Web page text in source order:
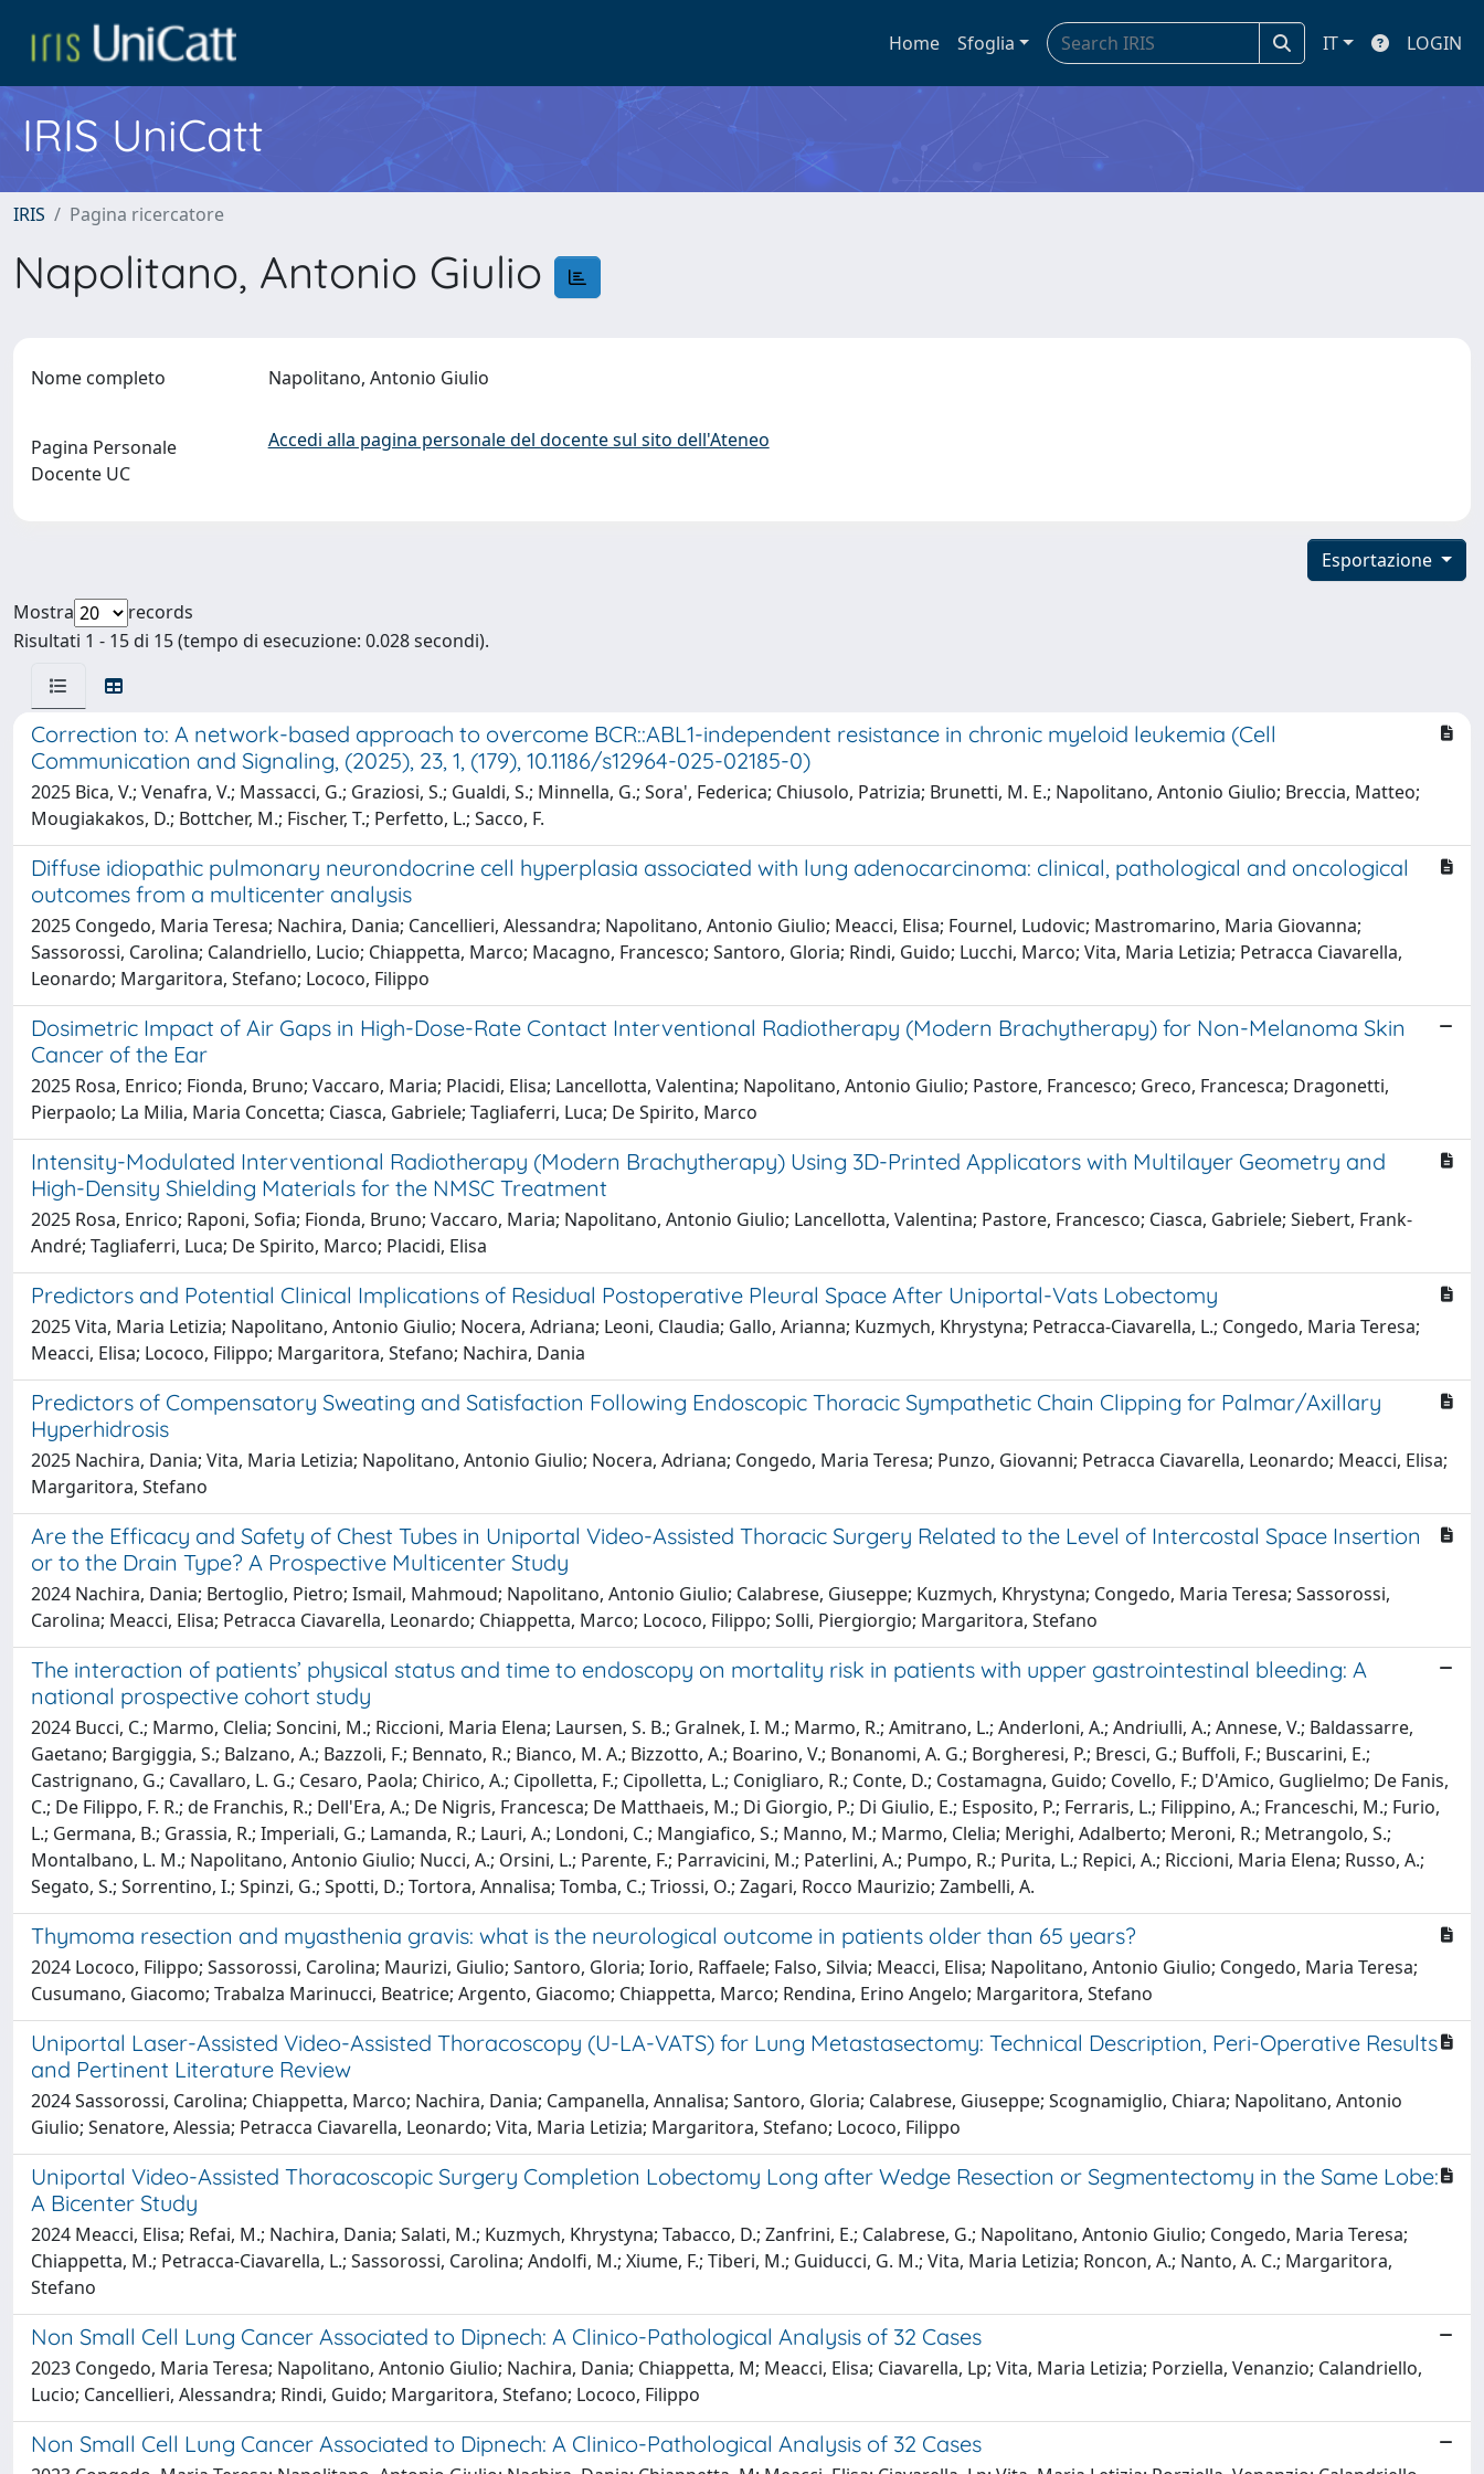
Home Sfoglia IT LOGIN
IRIS UniCatt
IRIS Pagina ricercatore
Napolitano, Antonio Giulio
Nome completo Napolitano, Antonio Giulio
Pagina Personale
Docente UC
Accedi alla pagina personale del docente sul sito dell'Ateneo
Esportazione
Mostra
records
Risultati 1 - 15 di 15 (tempo di esecuzione: 0.028 secondi).
Correction to: A network-based approach to overcome BCR::ABL1-independent resistance in chronic myeloid leukemia (Cell
Communication and Signaling, (2025), 23, 1, (179), 10.1186/s12964-025-02185-0)
2025 Bica, V.; Venafra, V.; Massacci, G.; Graziosi, S.; Gualdi, S.; Minnella, G.; Sora', Federica; Chiusolo, Patrizia; Brunetti, M. E.; Napolitano, Antonio Giulio; Breccia, Matteo;
Mougiakakos, D.; Bottcher, M.; Fischer, T.; Perfetto, L.; Sacco, F.
Diffuse idiopathic pulmonary neurondocrine cell hyperplasia associated with lung adenocarcinoma: clinical, pathological and oncological
outcomes from a multicenter analysis
2025 Congedo, Maria Teresa; Nachira, Dania; Cancellieri, Alessandra; Napolitano, Antonio Giulio; Meacci, Elisa; Fournel, Ludovic; Mastromarino, Maria Giovanna;
Sassorossi, Carolina; Calandriello, Lucio; Chiappetta, Marco; Macagno, Francesco; Santoro, Gloria; Rindi, Guido; Lucchi, Marco; Vita, Maria Letizia; Petracca Ciavarella,
Leonardo; Margaritora, Stefano; Lococo, Filippo
Dosimetric Impact of Air Gaps in High-Dose-Rate Contact Interventional Radiotherapy (Modern Brachytherapy) for Non-Melanoma Skin
Cancer of the Ear
2025 Rosa, Enrico; Fionda, Bruno; Vaccaro, Maria; Placidi, Elisa; Lancellotta, Valentina; Napolitano, Antonio Giulio; Pastore, Francesco; Greco, Francesca; Dragonetti,
Pierpaolo; La Milia, Maria Concetta; Ciasca, Gabriele; Tagliaferri, Luca; De Spirito, Marco
Intensity-Modulated Interventional Radiotherapy (Modern Brachytherapy) Using 3D-Printed Applicators with Multilayer Geometry and
High-Density Shielding Materials for the NMSC Treatment
2025 Rosa, Enrico; Raponi, Sofia; Fionda, Bruno; Vaccaro, Maria; Napolitano, Antonio Giulio; Lancellotta, Valentina; Pastore, Francesco; Ciasca, Gabriele; Siebert, Frank-
André; Tagliaferri, Luca; De Spirito, Marco; Placidi, Elisa
Predictors and Potential Clinical Implications of Residual Postoperative Pleural Space After Uniportal-Vats Lobectomy
2025 Vita, Maria Letizia; Napolitano, Antonio Giulio; Nocera, Adriana; Leoni, Claudia; Gallo, Arianna; Kuzmych, Khrystyna; Petracca-Ciavarella, L.; Congedo, Maria Teresa;
Meacci, Elisa; Lococo, Filippo; Margaritora, Stefano; Nachira, Dania
Predictors of Compensatory Sweating and Satisfaction Following Endoscopic Thoracic Sympathetic Chain Clipping for Palmar/Axillary
Hyperhidrosis
2025 Nachira, Dania; Vita, Maria Letizia; Napolitano, Antonio Giulio; Nocera, Adriana; Congedo, Maria Teresa; Punzo, Giovanni; Petracca Ciavarella, Leonardo; Meacci, Elisa;
Margaritora, Stefano
Are the Efficacy and Safety of Chest Tubes in Uniportal Video-Assisted Thoracic Surgery Related to the Level of Intercostal Space Insertion
or to the Drain Type? A Prospective Multicenter Study
2024 Nachira, Dania; Bertoglio, Pietro; Ismail, Mahmoud; Napolitano, Antonio Giulio; Calabrese, Giuseppe; Kuzmych, Khrystyna; Congedo, Maria Teresa; Sassorossi,
Carolina; Meacci, Elisa; Petracca Ciavarella, Leonardo; Chiappetta, Marco; Lococo, Filippo; Solli, Piergiorgio; Margaritora, Stefano
The interaction of patients’ physical status and time to endoscopy on mortality risk in patients with upper gastrointestinal bleeding: A
national prospective cohort study
2024 Bucci, C.; Marmo, Clelia; Soncini, M.; Riccioni, Maria Elena; Laursen, S. B.; Gralnek, I. M.; Marmo, R.; Amitrano, L.; Anderloni, A.; Andriulli, A.; Annese, V.; Baldassarre,
Gaetano; Bargiggia, S.; Balzano, A.; Bazzoli, F.; Bennato, R.; Bianco, M. A.; Bizzotto, A.; Boarino, V.; Bonanomi, A. G.; Borgheresi, P.; Bresci, G.; Buffoli, F.; Buscarini, E.;
Castrignano, G.; Cavallaro, L. G.; Cesaro, Paola; Chirico, A.; Cipolletta, F.; Cipolletta, L.; Conigliaro, R.; Conte, D.; Costamagna, Guido; Covello, F.; D'Amico, Guglielmo; De Fanis,
C.; De Filippo, F. R.; de Franchis, R.; Dell'Era, A.; De Nigris, Francesca; De Matthaeis, M.; Di Giorgio, P.; Di Giulio, E.; Esposito, P.; Ferraris, L.; Filippino, A.; Franceschi, M.; Furio,
L.; Germana, B.; Grassia, R.; Imperiali, G.; Lamanda, R.; Lauri, A.; Londoni, C.; Mangiafico, S.; Manno, M.; Marmo, Clelia; Merighi, Adalberto; Meroni, R.; Metrangolo, S.;
Montalbano, L. M.; Napolitano, Antonio Giulio; Nucci, A.; Orsini, L.; Parente, F.; Parravicini, M.; Paterlini, A.; Pumpo, R.; Purita, L.; Repici, A.; Riccioni, Maria Elena; Russo, A.;
Segato, S.; Sorrentino, I.; Spinzi, G.; Spotti, D.; Tortora, Annalisa; Tomba, C.; Triossi, O.; Zagari, Rocco Maurizio; Zambelli, A.
Thymoma resection and myasthenia gravis: what is the neurological outcome in patients older than 65 years?
2024 Lococo, Filippo; Sassorossi, Carolina; Maurizi, Giulio; Santoro, Gloria; Iorio, Raffaele; Falso, Silvia; Meacci, Elisa; Napolitano, Antonio Giulio; Congedo, Maria Teresa;
Cusumano, Giacomo; Trabalza Marinucci, Beatrice; Argento, Giacomo; Chiappetta, Marco; Rendina, Erino Angelo; Margaritora, Stefano
Uniportal Laser-Assisted Video-Assisted Thoracoscopy (U-LA-VATS) for Lung Metastasectomy: Technical Description, Peri-Operative Results
and Pertinent Literature Review
2024 Sassorossi, Carolina; Chiappetta, Marco; Nachira, Dania; Campanella, Annalisa; Santoro, Gloria; Calabrese, Giuseppe; Scognamiglio, Chiara; Napolitano, Antonio
Giulio; Senatore, Alessia; Petracca Ciavarella, Leonardo; Vita, Maria Letizia; Margaritora, Stefano; Lococo, Filippo
Uniportal Video-Assisted Thoracoscopic Surgery Completion Lobectomy Long after Wedge Resection or Segmentectomy in the Same Lobe:
A Bicenter Study
2024 Meacci, Elisa; Refai, M.; Nachira, Dania; Salati, M.; Kuzmych, Khrystyna; Tabacco, D.; Zanfrini, E.; Calabrese, G.; Napolitano, Antonio Giulio; Congedo, Maria Teresa;
Chiappetta, M.; Petracca-Ciavarella, L.; Sassorossi, Carolina; Andolfi, M.; Xiume, F.; Tiberi, M.; Guiducci, G. M.; Vita, Maria Letizia; Roncon, A.; Nanto, A. C.; Margaritora,
Stefano
Non Small Cell Lung Cancer Associated to Dipnech: A Clinico-Pathological Analysis of 32 Cases
2023 Congedo, Maria Teresa; Napolitano, Antonio Giulio; Nachira, Dania; Chiappetta, M; Meacci, Elisa; Ciavarella, Lp; Vita, Maria Letizia; Porziella, Venanzio; Calandriello,
Lucio; Cancellieri, Alessandra; Rindi, Guido; Margaritora, Stefano; Lococo, Filippo
Non Small Cell Lung Cancer Associated to Dipnech: A Clinico-Pathological Analysis of 32 Cases